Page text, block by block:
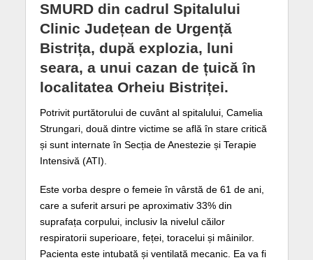
SMURD din cadrul Spitalului
Clinic Județean de Urgență
Bistrița, după explozia, luni
seara, a unui cazan de țuică în
localitatea Orheiu Bistriței.
Potrivit purtătorului de cuvânt al spitalului, Camelia
Strungari, două dintre victime se află în stare critică
și sunt internate în Secția de Anestezie și Terapie
Intensivă (ATI).
Este vorba despre o femeie în vârstă de 61 de ani,
care a suferit arsuri pe aproximativ 33% din
suprafața corpului, inclusiv la nivelul căilor
respiratorii superioare, feței, toracelui și mâinilor.
Pacienta este intubată și ventilată mecanic. Ea va fi